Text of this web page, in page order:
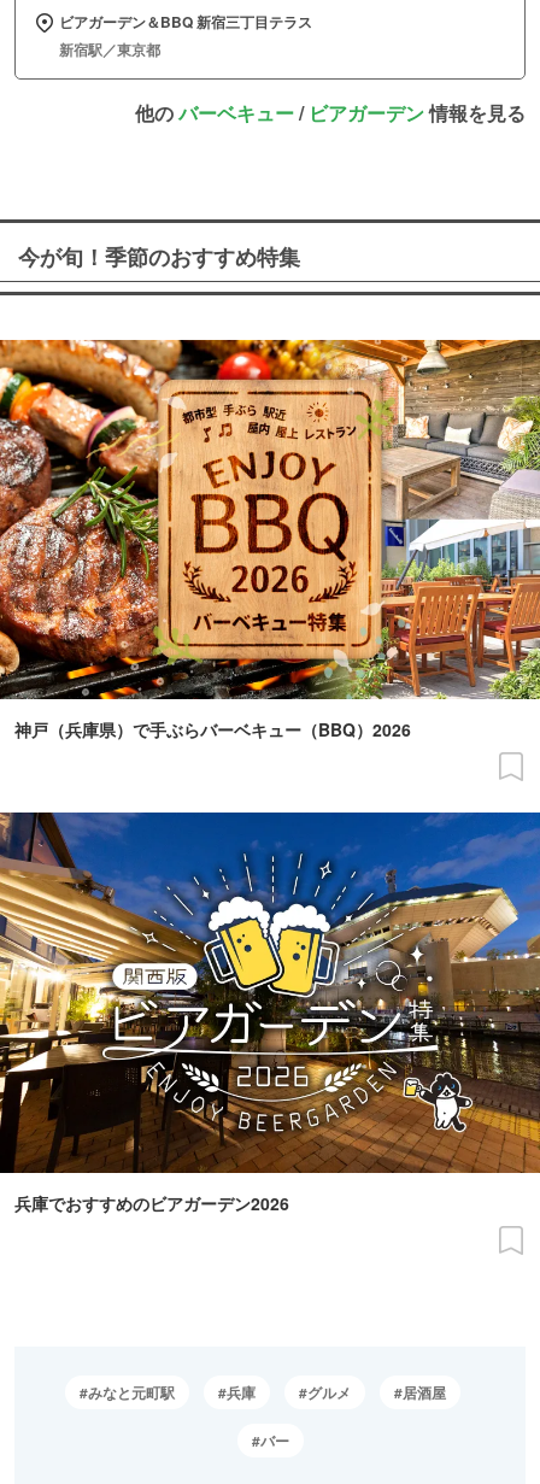
ビアガーデン＆BBQ 新宿三丁目テラス
新宿駅／東京都
他のバーベキュー/ ビアガーデン情報を見る
今が旬！季節のおすすめ特集
神戸（兵庫県）で手ぶらバーベキュー（BBQ）2026
兵庫でおすすめのビアガーデン2026
みなと元町駅 兵庫 グルメ 居酒屋
バー